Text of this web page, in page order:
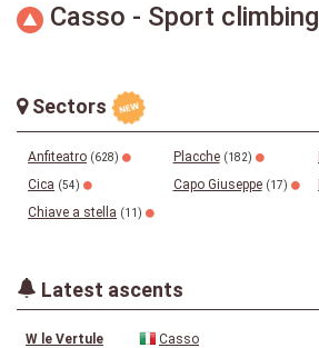
Casso - Sport climbing
Sectors
Anfiteatro (628) Placche (182)
Cica (54) Capo Giuseppe (17)
Chiave a stella (11)
Latest ascents
W le Vertule
Casso